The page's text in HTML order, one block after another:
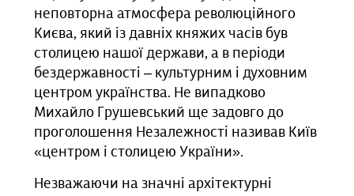
неповторна атмосфера революційного
Києва, який із давніх княжих часів був
столицею нашої держави, а в періоди
бездержавності – культурним і духовним
центром українства. Не випадково
Михайло Грушевський ще задовго до
проголошення Незалежності називав Київ
«центром і столицею України».
Незважаючи на значні архітектурні